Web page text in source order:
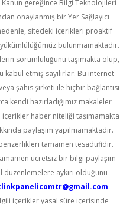
Kanun gereğince Bilgi Teknolojileri
onaylanmış bir Yer Sağlayıcı
sitedeki içerikleri proaktif
bulunmamaktadır.
sorumluluğunu taşımakta olup,
etmiş sayılırlar. Bu internet
şahıs şirketi ile hiçbir bağlantısı
kendi hazırladığımız makaleler
haber niteliği taşımamakta
paylaşım yapılmamaktadır.
tamamen tesadüfidir.
ücretsiz bir bilgi paylaşım
aykırı olduğunu
içerikler yasal süre içerisinde